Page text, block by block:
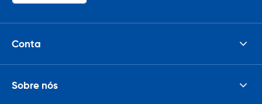
Conta
Sobre nós